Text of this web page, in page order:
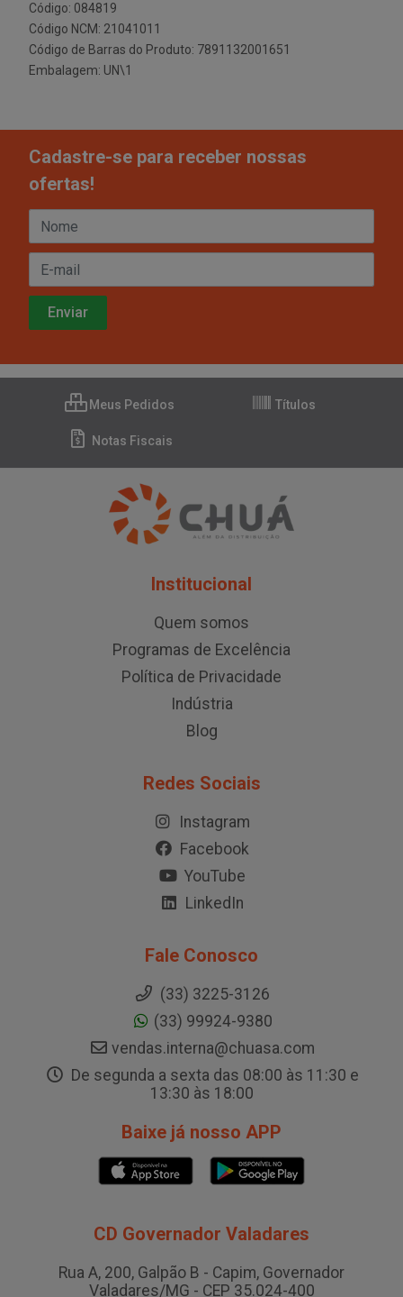
Código: 084819
Código NCM: 21041011
Código de Barras do Produto: 7891132001651
Embalagem: UN\1
Cadastre-se para receber nossas
ofertas!
Meus Pedidos Títulos
Notas Fiscais
Institucional
Quem somos
Programas de Excelência
Política de Privacidade
Indústria
Blog
Redes Sociais
Instagram
Facebook
YouTube
LinkedIn
Fale Conosco
(33) 3225-3126
(33) 99924-9380
vendas.interna@chuasa.com
De segunda a sexta das 08:00 às 11:30 e
13:30 às 18:00
Baixe já nosso APP
CD Governador Valadares
Rua A, 200, Galpão B - Capim, Governador
Valadares/MG - CEP 35.024-400